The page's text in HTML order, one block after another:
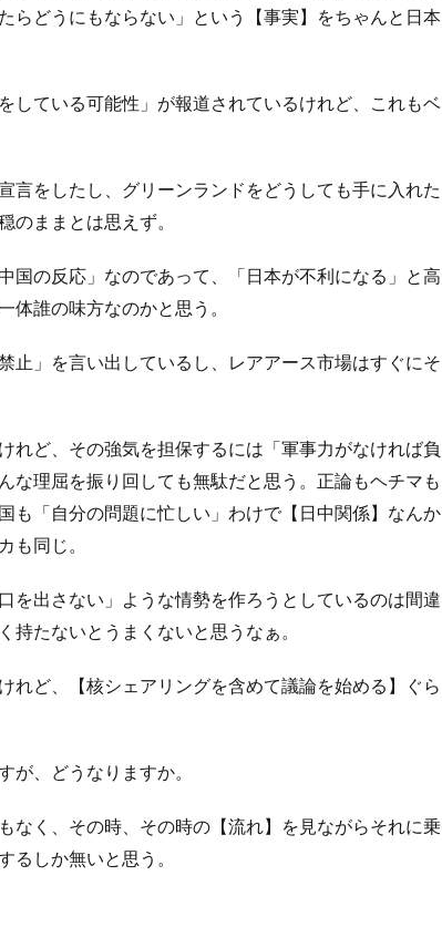
らどうにもならない」という【事実】をちゃんと日本
している可能性」が報道されているけれど、これもベ
言をしたし、グリーンランドをどうしても手に入れた
のままとは思えず。
国の反応」なのであって、「日本が不利になる」と高
体誰の味方なのかと思う。
止」を言い出しているし、レアアース市場はすぐにそ
れど、その強気を担保するには「軍事力がなければ負
な理屈を振り回しても無駄だと思う。正論もヘチマも
も「自分の問題に忙しい」わけで【日中関係】なんか
も同じ。
を出さない」ような情勢を作ろうとしているのは間違
持たないとうまくないと思うなぁ。
れど、【核シェアリングを含めて議論を始める】ぐら
が、どうなりますか。
なく、その時、その時の【流れ】を見ながらそれに乗
るしか無いと思う。